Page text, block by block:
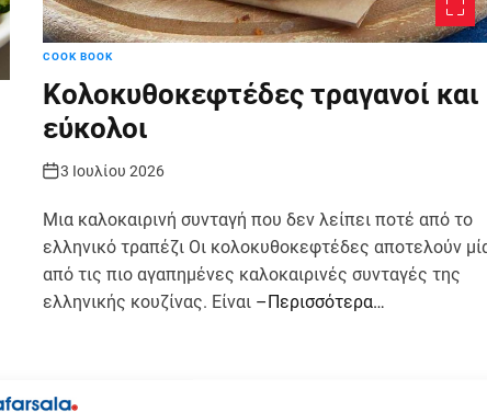
COOK BOOK
Κολοκυθοκεφτέδες τραγανοί και
εύκολοι
3 Ιουλίου 2026
Μια καλοκαιρινή συνταγή που δεν λείπει ποτέ από το
ελληνικό τραπέζι Οι κολοκυθοκεφτέδες αποτελούν
από τις πιο αγαπημένες καλοκαιρινές συνταγές της
ελληνικής κουζίνας. Είναι –Περισσότερα…